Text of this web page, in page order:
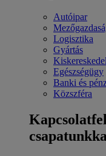
Autóipar
Logisztika
Gyártás
Egészségügy
Banki és
Közszféra